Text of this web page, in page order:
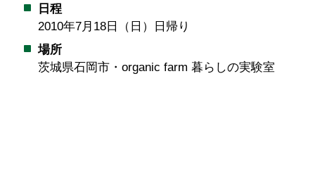
日程
2010年7月18日（日）日帰り
場所
茨城県石岡市・organic farm 暮らしの実験室